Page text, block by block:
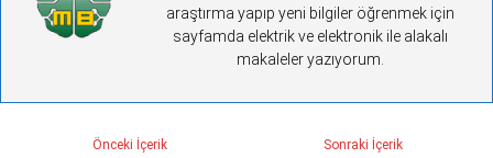
araştırma yapıp yeni bilgiler öğrenmek için
sayfamda elektrik ve elektronik ile alakalı
makaleler yazıyorum.
Önceki İçerik Sonraki İçerik